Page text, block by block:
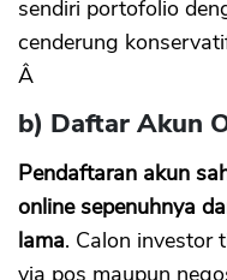
sendiri portofolio
cenderung
Â
b) Daftar Akun
Pendaftaran akun
online sepenuhnya
lama. Calon investor
via pos maupun